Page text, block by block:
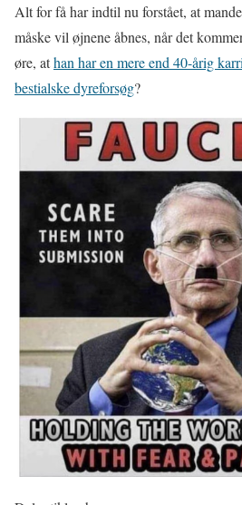
Alt for få har indtil nu forstået, at
måske vil øjnene åbnes, når det
øre, athan har en mere end 40-årig
bestialske dyreforsøg?